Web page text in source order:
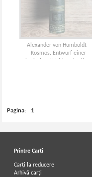
Alexander von Humboldt -
Kosmos. Entwurf einer
physischen Weltbeschreibung
Pagina: 1
Printre Carti
Carți la reducere
Arhivă carți